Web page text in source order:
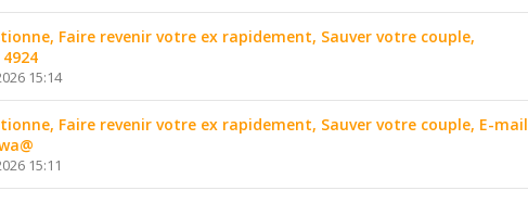
Faire revenir votre ex rapidement, Sauver votre couple,
15:14
Faire revenir votre ex rapidement, Sauver votre couple, E-mail
15:11